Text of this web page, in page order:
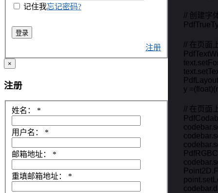
// 创建字
// 在
y
// 在
记住我忘记密码?
登录
注册
×
注册
姓名： *
用户名： *
邮箱地址： *
重填邮箱地址： *